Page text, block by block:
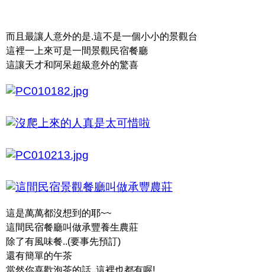
而且最讓人意外的是.這不是一個小小的景觀台
這裡一上來可是一間景觀民宿餐廳
這讓天才和阿呆超級意外的驚喜
這是萬萬都沒想到的耶~~
這間民宿餐廳叫做承豐養生農莊
除了有風味餐..(要事先預訂)
還有簡單的午茶
當然你喜歡泡茶的話..這裡也都有喔!